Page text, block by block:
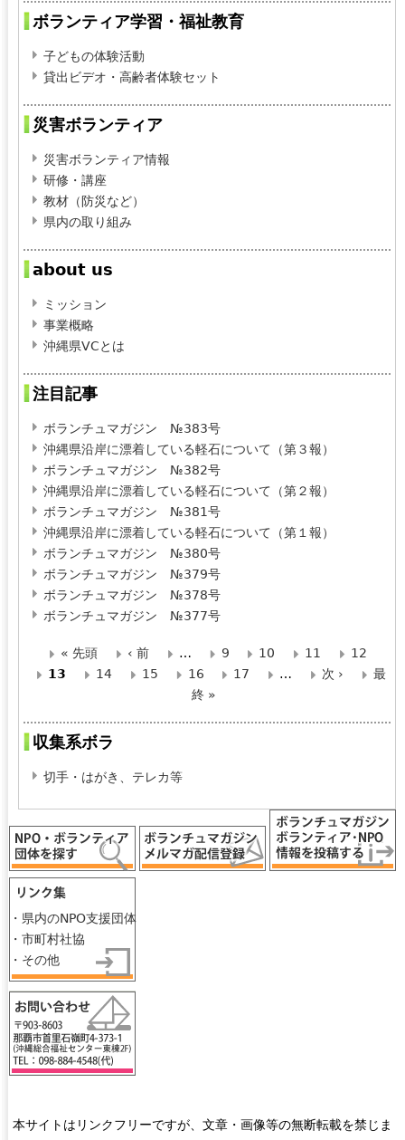
ボランティア学習・福祉教育
子どもの体験活動
貸出ビデオ・高齢者体験セット
災害ボランティア
災害ボランティア情報
研修・講座
教材（防災など）
県内の取り組み
about us
ミッション
事業概略
沖縄県VCとは
注目記事
ボランチュマガジン №383号
沖縄県沿岸に漂着している軽石について（第３報）
ボランチュマガジン №382号
沖縄県沿岸に漂着している軽石について（第２報）
ボランチュマガジン №381号
沖縄県沿岸に漂着している軽石について（第１報）
ボランチュマガジン №380号
ボランチュマガジン №379号
ボランチュマガジン №378号
ボランチュマガジン №377号
ペ
ジ
« 先頭 ‹ 前 … 9 10 11
12
13
14 15 16 17 … 次 ›
最
終 »
収集系ボラ
切手・はがき、テレカ等
・県内のNPO支援団体
・市町村社協
・その他
本サイトはリンクフリーですが、文章・画像等の無断転載を禁じま